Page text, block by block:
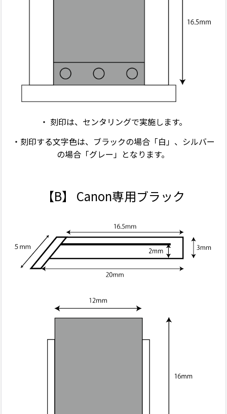
・ 刻印は、センタリングで実施します。
・刻印する文字色は、 ブラックの場合「白」、シルバー
の場合「グレー」となります。
【B】 Canon専用ブラック